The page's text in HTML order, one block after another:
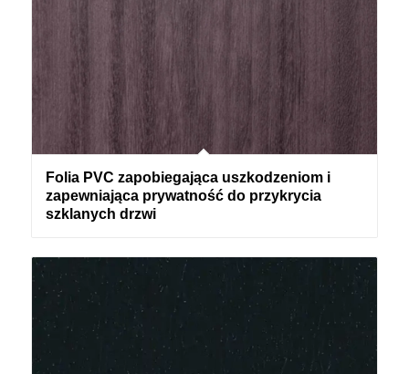
Folia PVC zapobiegająca uszkodzeniom i
zapewniająca prywatność do przykrycia
szklanych drzwi